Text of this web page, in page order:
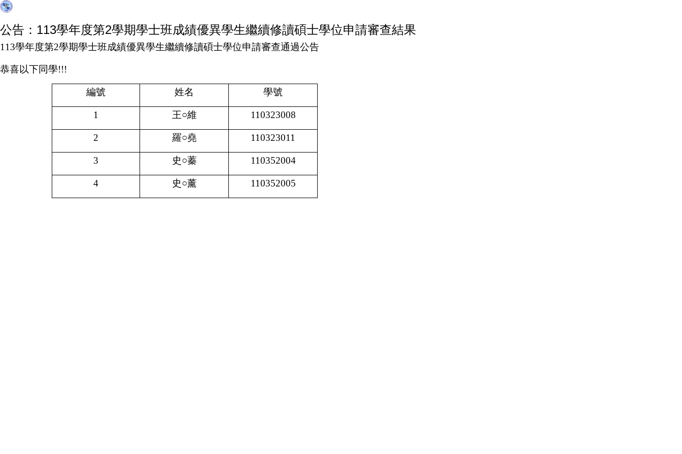
公告：113學年度第2學期學士班成績優異學生繼續修讀碩士學位申請審查結果
113學年度第2學期學士班成績優異學生繼續修讀碩士學位申請審查通過公告
恭喜以下同學!!!
編號 姓名 學號
1 王○維 110323008
2 羅○堯 110323011
3 史○蓁 110352004
4 史○薰 110352005